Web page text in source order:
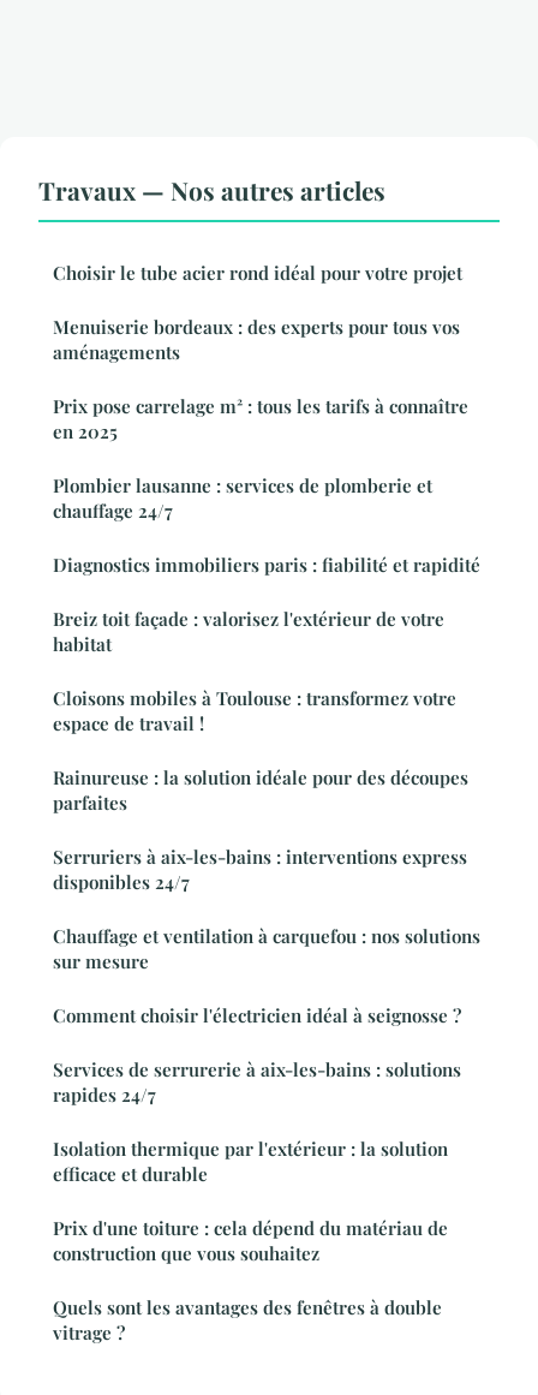
Travaux — Nos autres articles
Choisir le tube acier rond idéal pour votre projet
Menuiserie bordeaux : des experts pour tous vos
aménagements
Prix pose carrelage m² : tous les tarifs à connaître
en 2025
Plombier lausanne : services de plomberie et
chauffage 24/7
Diagnostics immobiliers paris : fiabilité et rapidité
Breiz toit façade : valorisez l'extérieur de votre
habitat
Cloisons mobiles à Toulouse : transformez votre
espace de travail !
Rainureuse : la solution idéale pour des découpes
parfaites
Serruriers à aix-les-bains : interventions express
disponibles 24/7
Chauffage et ventilation à carquefou : nos solutions
sur mesure
Comment choisir l'électricien idéal à seignosse ?
Services de serrurerie à aix-les-bains : solutions
rapides 24/7
Isolation thermique par l'extérieur : la solution
efficace et durable
Prix d'une toiture : cela dépend du matériau de
construction que vous souhaitez
Quels sont les avantages des fenêtres à double
vitrage ?